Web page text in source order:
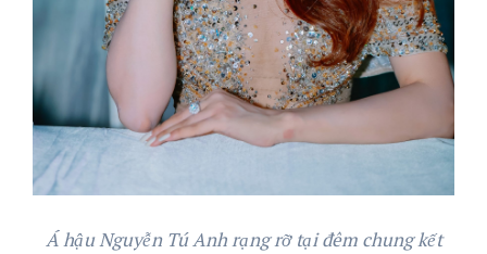
Á hậu Nguyễn Tú Anh rạng rỡ tại đêm chung kết